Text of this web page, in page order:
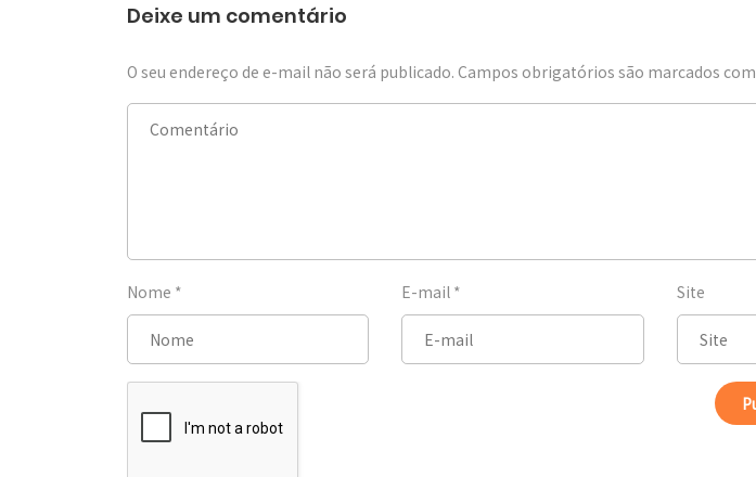
Deixe um comentário
O seu endereço de e-mail não será publicado. Campos obrigatórios são marcados com
Nome * E-mail * Site